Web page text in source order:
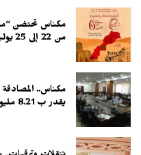
مكناس تحتضن
من 22 إلى 25 يوليوز الجاري
يقدر ب 8.21 مليون درهم